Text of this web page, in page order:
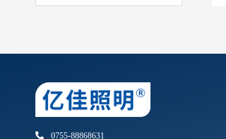
0755-88868631